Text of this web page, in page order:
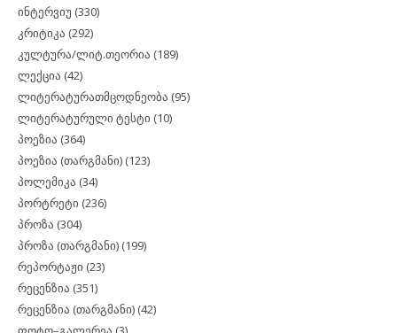
ინტერვიუ (330)
კრიტიკა (292)
კულტურა/ლიტ.თეორია (189)
ლექცია (42)
ლიტერატურათმცოდნეობა (95)
ლიტერატურული ტესტი (10)
პოეზია (364)
პოეზია (თარგმანი) (123)
პოლემიკა (34)
პორტრეტი (236)
პროზა (304)
პროზა (თარგმანი) (199)
რეპორტაჟი (23)
რეცენზია (351)
რეცენზია (თარგმანი) (42)